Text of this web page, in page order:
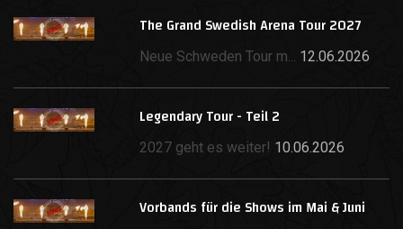
The Grand Swedish Arena Tour 2027
Neue Schweden Tour m... 12.06.2026
Legendary Tour - Teil 2
2027 geht es weiter! 10.06.2026
Vorbands für die Shows im Mai & Juni